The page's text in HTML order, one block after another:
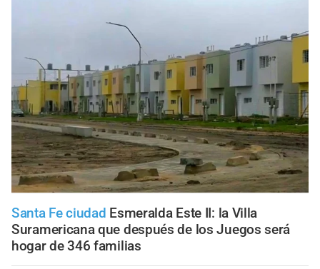
Santa Fe ciudad Esmeralda Este II: la Villa
Suramericana que después de los Juegos será
hogar de 346 familias